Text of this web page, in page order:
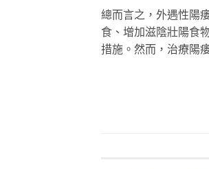
總而言之，外遇性陽
食、增加滋陰壯陽食
措施。然而，治療陽